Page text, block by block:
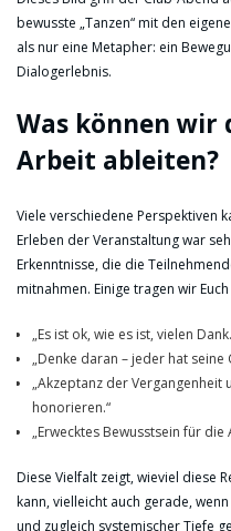
bewusste „Tanzen“ mit den
als nur eine Metapher: ein
Dialogerlebnis.
Was können wir
Arbeit ableiten?
Viele verschiedene Perspektiven
Erleben der Veranstaltung war
Erkenntnisse, die die
mitnahmen. Einige tragen wir
„Es ist ok, wie es ist, vielen
„Denke daran – jeder hat seine
„Akzeptanz der
honorieren.“
„Erwecktes Bewusstsein für
Diese Vielfalt zeigt, wieviel diese
kann, vielleicht auch gerade,
und zugleich systemischer Tiefe